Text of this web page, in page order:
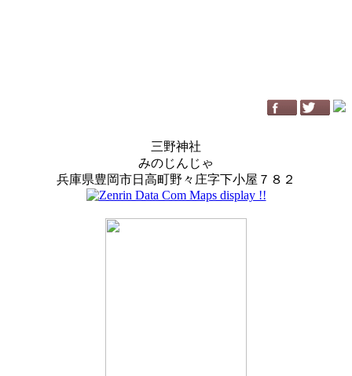
三野神社
みのじんじゃ
兵庫県豊岡市日高町野々庄字下小屋７８２